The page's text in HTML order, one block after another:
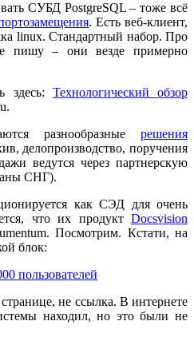
СУБД PostgreSQL – тоже всё
. Есть веб-клиент,
linux. Стандартный набор. Про
пишу – они везде примерно
здесь: Технологический обзор
разнообразные решения
делопроизводство, поручения
ведутся через партнерскую
СНГ).
как СЭД для очень
что их продукт Docsvision
Посмотрим. Кстати, на
блок:
не ссылка. В интернете
находил, но это были не